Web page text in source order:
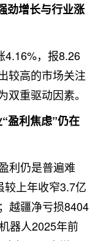
劲增长与行业涨
4.16%，报8.26
较高的市场关注
重驱动因素。
盈利焦虑”仍在
利仍是普遍难
上年收窄3.7亿
越疆净亏损8404
器人2025年前